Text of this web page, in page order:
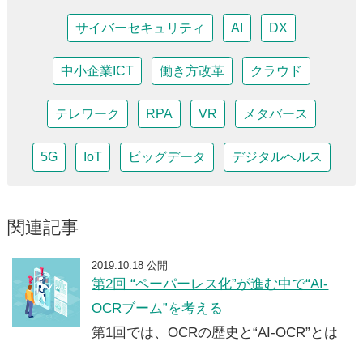
サイバーセキュリティ AI DX
中小企業ICT 働き方改革 クラウド
テレワーク RPA VR メタバース
5G IoT ビッグデータ デジタルヘルス
関連記事
2019.10.18 公開
第2回 “ペーパーレス化”が進む中で“AI-
OCRブーム”を考える
第1回では、OCRの歴史と“AI-OCR”とは